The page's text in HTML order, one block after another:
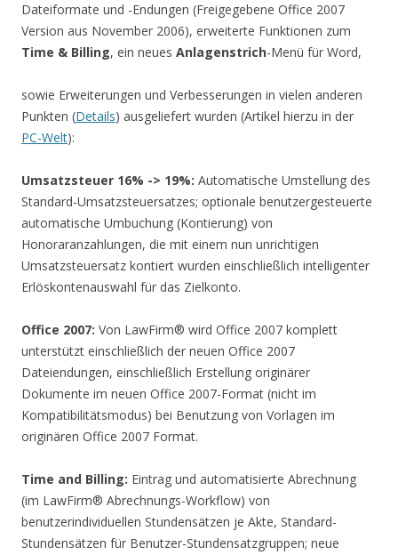
Dateiformate und -Endungen (Freigegebene Office 2007
Version aus November 2006), erweiterte Funktionen zum
Time & Billing, ein neues Anlagenstrich-Menü für Word,
sowie Erweiterungen und Verbesserungen in vielen anderen
Punkten (Details) ausgeliefert wurden (Artikel hierzu in der
PC-Welt):
Umsatzsteuer 16% -> 19%: Automatische Umstellung des
Standard-Umsatzsteuersatzes; optionale benutzergesteuerte
automatische Umbuchung (Kontierung) von
Honoraranzahlungen, die mit einem nun unrichtigen
Umsatzsteuersatz kontiert wurden einschließlich intelligenter
Erlöskontenauswahl für das Zielkonto.
Office 2007: Von LawFirm® wird Office 2007 komplett
unterstützt einschließlich der neuen Office 2007
Dateiendungen, einschließlich Erstellung originärer
Dokumente im neuen Office 2007-Format (nicht im
Kompatibilitätsmodus) bei Benutzung von Vorlagen im
originären Office 2007 Format.
Time and Billing: Eintrag und automatisierte Abrechnung
(im LawFirm® Abrechnungs-Workflow) von
benutzerindividuellen Stundensätzen je Akte, Standard-
Stundensätzen für Benutzer-Stundensatzgruppen; neue